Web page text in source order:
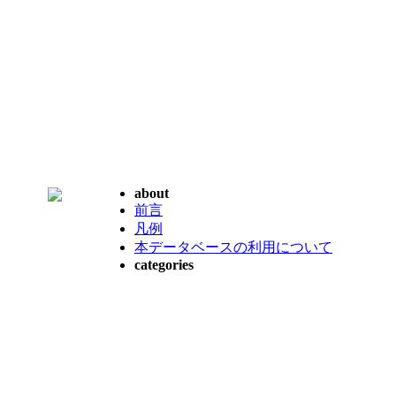
about
前言
凡例
本データベースの利用について
categories